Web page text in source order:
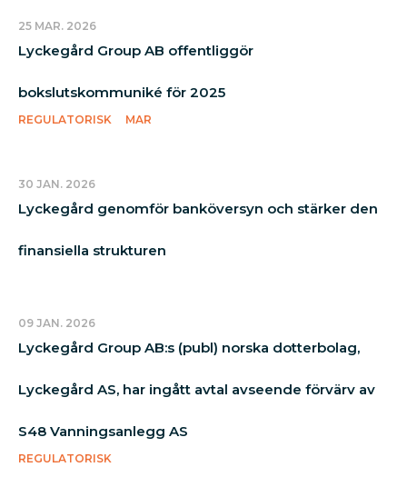
25 MAR. 2026
Lyckegård Group AB offentliggör
bokslutskommuniké för 2025
REGULATORISK MAR
30 JAN. 2026
Lyckegård genomför banköversyn och stärker den
finansiella strukturen
09 JAN. 2026
Lyckegård Group AB:s (publ) norska dotterbolag,
Lyckegård AS, har ingått avtal avseende förvärv av
S48 Vanningsanlegg AS
REGULATORISK